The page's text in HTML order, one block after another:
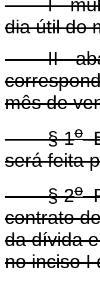
I - multa
dia útil do
II -
mês de
§ 1o
será feita
§ 2o
contrato
da dívida
no inciso I